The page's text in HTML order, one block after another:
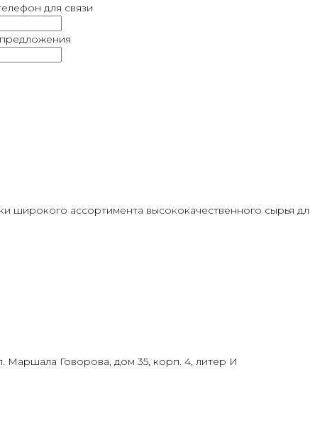
для связи
широкого ассортимента высококачественного сырья
Маршала Говорова, дом 35, корп. 4, литер И